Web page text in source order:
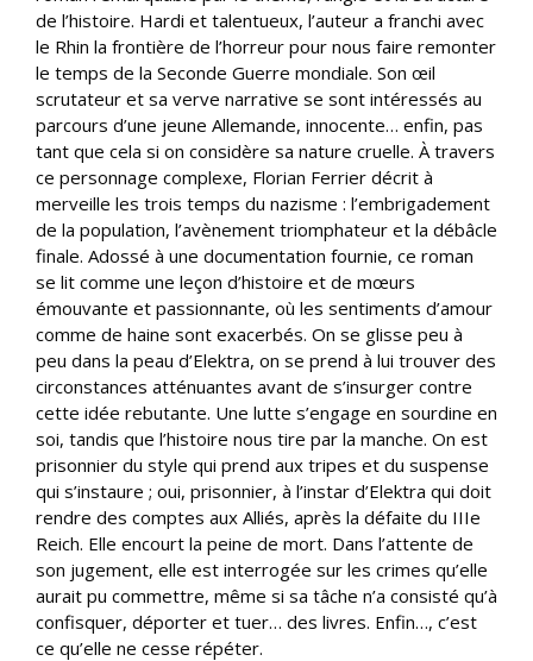
de l’histoire. Hardi et talentueux, l’auteur a franchi avec
le Rhin la frontière de l’horreur pour nous faire remonter
le temps de la Seconde Guerre mondiale. Son œil
scrutateur et sa verve narrative se sont intéressés au
parcours d’une jeune Allemande, innocente… enfin, pas
tant que cela si on considère sa nature cruelle. À travers
ce personnage complexe, Florian Ferrier décrit à
merveille les trois temps du nazisme : l’embrigadement
de la population, l’avènement triomphateur et la débâcle
finale. Adossé à une documentation fournie, ce roman
se lit comme une leçon d’histoire et de mœurs
émouvante et passionnante, où les sentiments d’amour
comme de haine sont exacerbés. On se glisse peu à
peu dans la peau d’Elektra, on se prend à lui trouver des
circonstances atténuantes avant de s’insurger contre
cette idée rebutante. Une lutte s’engage en sourdine en
soi, tandis que l’histoire nous tire par la manche. On est
prisonnier du style qui prend aux tripes et du suspense
qui s’instaure ; oui, prisonnier, à l’instar d’Elektra qui doit
rendre des comptes aux Alliés, après la défaite du IIIe
Reich. Elle encourt la peine de mort. Dans l’attente de
son jugement, elle est interrogée sur les crimes qu’elle
aurait pu commettre, même si sa tâche n’a consisté qu’à
confisquer, déporter et tuer… des livres. Enfin…, c’est
ce qu’elle ne cesse répéter.